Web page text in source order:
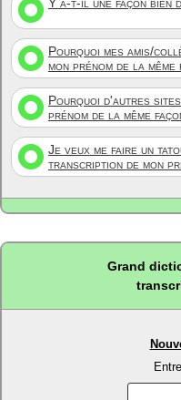
Pourquoi mes amis/
mon prénom de la
Pourquoi d'autres
prénom de la même
Je veux me faire un
transcription de mon
Grand